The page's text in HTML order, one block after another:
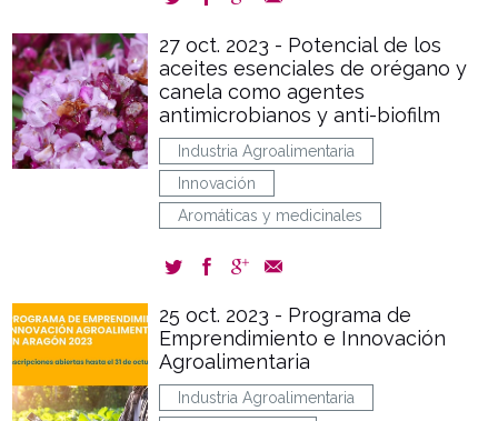
27 oct. 2023 - Potencial de los
aceites esenciales de orégano y
canela como agentes
antimicrobianos y anti-biofilm
Industria Agroalimentaria
Innovación
Aromáticas y medicinales
25 oct. 2023 - Programa de
Emprendimiento e Innovación
Agroalimentaria
Industria Agroalimentaria